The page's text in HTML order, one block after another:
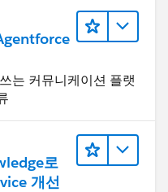
는 커뮤니케이션 플랫
로
개선